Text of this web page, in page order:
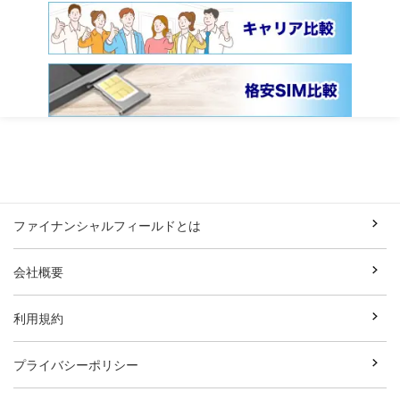
ファイナンシャルフィールドとは
会社概要
利用規約
プライバシーポリシー